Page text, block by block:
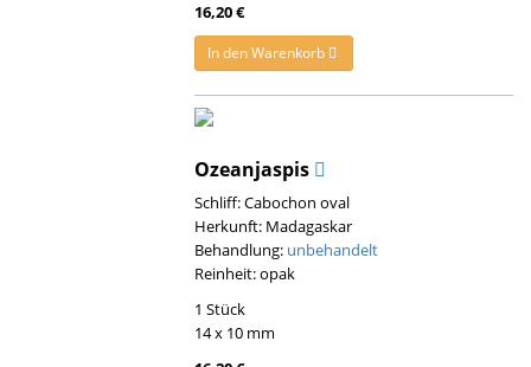
16,20 €
In den Warenkorb
Ozeanjaspis
Schliff: Cabochon oval
Herkunft: Madagaskar
Behandlung: unbehandelt
Reinheit: opak
1 Stück
14 x 10 mm